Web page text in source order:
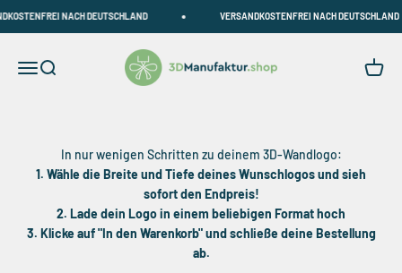
NACH DEUTSCHLAND VERSANDKOSTENFREI NACH DEUTSCHLAND
Navigationsmenü öffnen
Suche öffnen
3DManufaktur.shop
In nur wenigen Schritten zu deinem 3D-Wandlogo:
1. Wähle die Breite und Tiefe deines Wunschlogos und sieh
sofort den Endpreis!
2. Lade dein Logo in einem beliebigen Format hoch
3. Klicke auf "In den Warenkorb" und schließe deine Bestellung
ab.